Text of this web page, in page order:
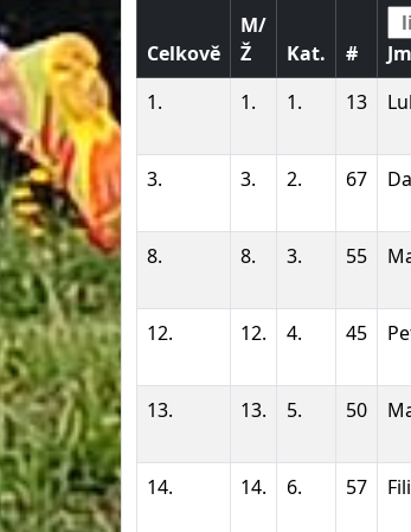
Celkově
M/
Ž
Kat. #
1.
1. 1. 13
3. 3. 2. 67
8. 8. 3. 55
12. 12. 4. 45
13. 13. 5. 50
14. 14. 6. 57